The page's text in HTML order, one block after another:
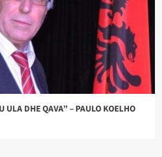
ULA DHE QAVA” – PAULO KOELHO